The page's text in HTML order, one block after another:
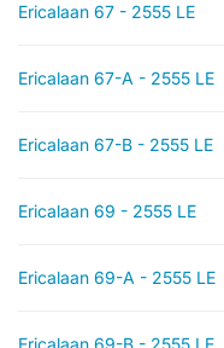
Ericalaan 67 - 2555 LE
Ericalaan 67-A - 2555 LE
Ericalaan 67-B - 2555 LE
Ericalaan 69 - 2555 LE
Ericalaan 69-A - 2555 LE
Ericalaan 69-B - 2555 LE